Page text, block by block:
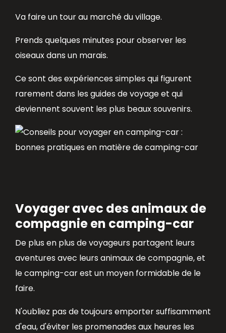
Va faire un tour au marché du village.
Prends quelques minutes pour observer les
oiseaux dans un marais.
Ce sont des expériences simples qui figurent
rarement dans les guides de voyage et qui
deviennent souvent les plus beaux souvenirs.
Voyager avec des animaux de
compagnie en camping-car
De plus en plus de voyageurs partagent leurs
aventures avec leurs animaux de compagnie, et
le camping-car est un moyen formidable de le
faire.
N'oubliez pas de toujours emporter suffisamment
d'eau, d'éviter les promenades aux heures les